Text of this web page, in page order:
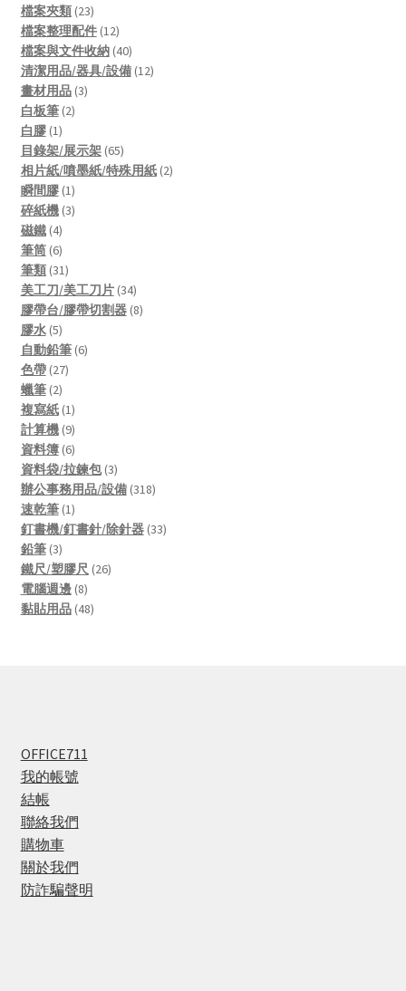
product
檔案夾類 2323
products
檔案整理配件 1212
products
檔案與文件收納 4040
products
清潔用品/器具/設備 1212
畫材用品 33
白板筆 22
白膠 11
product
目錄架/展示架 6565
products
相片紙/噴墨紙/特殊用紙 22
瞬間膠 11
product
碎紙機 33
磁鐵 44
products
筆筒 66
products
筆類 3131
products
美工刀/美工刀片 3434
products
膠帶台/膠帶切割器 88
膠水 55
products
自動鉛筆 66
色帶 2727
蠟筆 22
products
複寫紙 11
product
計算機 99
products
資料簿 66
products
資料袋/拉鍊包 33
products
辦公事務用品/設備 318318
速乾筆 11
product
釘書機/釘書針/除針器 3333
鉛筆 33
products
鐵尺/塑膠尺 2626
電腦週邊 88
products
黏貼用品 4848
OFFICE711
我的帳號
結帳
聯絡我們
購物車
關於我們
防詐騙聲明